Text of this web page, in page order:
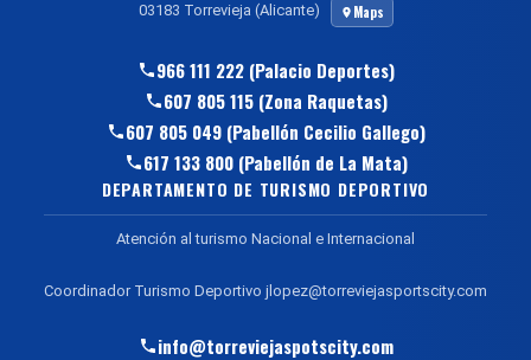
03183 Torrevieja (Alicante) Maps
966 111 222 (Palacio Deportes)
607 805 115 (Zona Raquetas)
607 805 049 (Pabellón Cecilio Gallego)
617 133 800 (Pabellón de La Mata)
DEPARTAMENTO DE TURISMO DEPORTIVO
Atención al turismo Nacional e Internacional
Coordinador Turismo Deportivo jlopez@torreviejasportscity.com
info@torreviejaspotscity.com